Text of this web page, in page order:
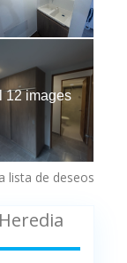
12 images
lista de deseos